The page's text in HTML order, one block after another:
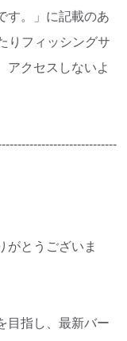
す。」に記載のあ
りフィッシングサ
アクセスしないよ
がとうございま
目指し、最新バー